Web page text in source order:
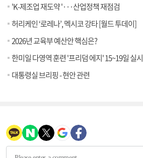
'K-제조업 재도약 '···산업정책 재점검
허리케인 ‘로레나’, 멕시코 강타 [월드 투데이]
2026년 교육부 예산안 핵심은?
한미일 다영역 훈련 '프리덤 에지' 15~19일 실시
대통령실 브리핑 - 현안 관련